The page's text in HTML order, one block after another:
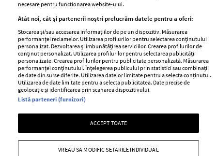
GSP
Unica
Baby
Retete
femei
Viva
Avantaje
Retete practice
Pariază responsabil! Decizia ONJN nr. 821/25.09.2025.
Jocurile de noroc sunt interzise minorilor.
Copyright © 2026 Ringier Romania SRL
necesare pentru functionarea website-ului.
Atât noi, cât și partenerii noștri prelucrăm datele pentru a oferi:
Stocarea și/sau accesarea informațiilor de pe un dispozitiv. Măsurarea
performanței reclamelor. Utilizarea profilurilor pentru selectarea conținutului
personalizat. Dezvoltarea și îmbunătățirea serviciilor. Crearea profilurilor de
conținut personalizat. Utilizarea profilurilor pentru selectarea publicității
personalizate. Crearea profilurilor pentru publicitate personalizată. Măsurarea
performanței conținutului. Înțelegerea publicului prin statistici sau combinații
de date din surse diferite. Utilizarea datelor limitate pentru a selecta conținutul.
Utilizarea de date limitate pentru a selecta publicitatea. Date precise de
geolocație și identificarea prin scanarea dispozitivului.
Listă parteneri (furnizori)
ACCEPT TOATE
VREAU SA MODIFIC SETARILE INDIVIDUAL